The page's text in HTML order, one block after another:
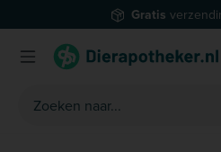
Ga naar de hoofdinhoudGratis